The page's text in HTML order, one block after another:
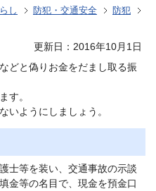
し 防犯・交通安全
防犯
更新日：2016年10月1日
どと偽りお金をだまし取る振
す。
いようにしましょう。
士等を装い、交通事故の示談
金等の名目で、現金を預金口